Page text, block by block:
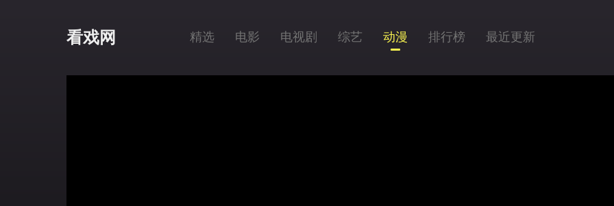
看戏网 精选 电影 电视剧 综艺 动漫 排行榜 最近更新